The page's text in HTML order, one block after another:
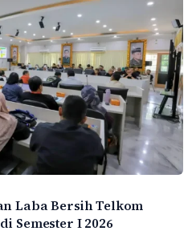
Laba Bersih Telkom
Semester I 2026